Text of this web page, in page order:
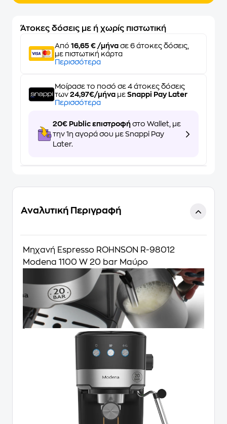
Άτοκες δόσεις με ή χωρίς πιστωτική
Από 16,65 € /μήνα σε 6 άτοκες δόσεις,
με πιστωτική κάρτα
Περισσότερα
Μοίρασε το ποσό σε 4 άτοκες δόσεις
των 24,97€/μήνα με Snappi Pay Later
Περισσότερα
20€ Public επιστροφή στο Wallet, με
την 1η αγορά σου με Snappi Pay
Later.
Αναλυτική Περιγραφή
Μηχανή Espresso ROHNSON R-98012
Modena 1100 W 20 bar Μαύρο